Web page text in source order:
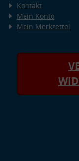
Kontakt
Mein Konto
Mein Merkzettel